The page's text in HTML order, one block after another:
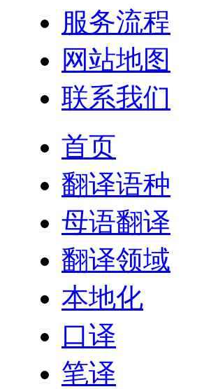
服务流程
网站地图
联系我们
首页
翻译语种
母语翻译
翻译领域
本地化
口译
笔译